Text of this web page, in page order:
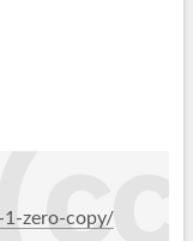
zero-copy/